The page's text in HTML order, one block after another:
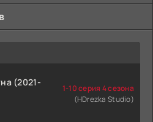
(2021-
1-10 серия 4 сезона
(HDrezka Studio)